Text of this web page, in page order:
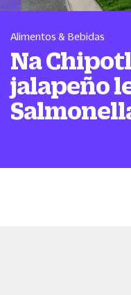
Alimentos & Bebidas
Na
jalapeño